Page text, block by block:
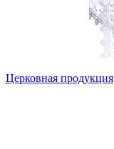
Церковная продукция